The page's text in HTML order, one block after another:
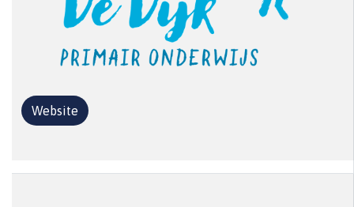
Website